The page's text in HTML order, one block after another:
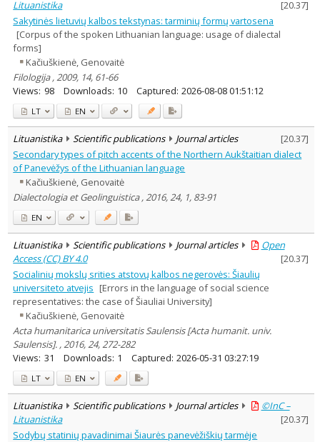
Lituanistika
[20.37]
Sakytinės lietuvių kalbos tekstynas: tarminių formų vartosena
[Corpus of the spoken Lithuanian language: usage of dialectal
forms]
Kačiuškienė, Genovaitė
Filologija , 2009, 14, 61-66
Views: 98 Downloads: 10 Captured: 2026-08-08 01:51:12
LT EN
Lituanistika Scientific publications Journal articles [20.37]
Secondary types of pitch accents of the Northern Aukštaitian dialect
of Panevėžys of the Lithuanian language
Kačiuškienė, Genovaitė
Dialectologia et Geolinguistica , 2016, 24, 1, 83-91
EN
Lituanistika Scientific publications Journal articles
Open
Access (CC) BY 4.0
[20.37]
Socialinių mokslų srities atstovų kalbos negerovės: Šiaulių
universiteto atvejis [Errors in the language of social science
representatives: the case of Šiauliai University]
Kačiuškienė, Genovaitė
Acta humanitarica universitatis Saulensis [Acta humanit. univ.
Saulensis]. , 2016, 24, 272-282
Views: 31 Downloads: 1 Captured: 2026-05-31 03:27:19
LT EN
Lituanistika Scientific publications Journal articles
©InC –
Lituanistika
[20.37]
Sodybų statinių pavadinimai Šiaurės panevėžiškių tarmėje